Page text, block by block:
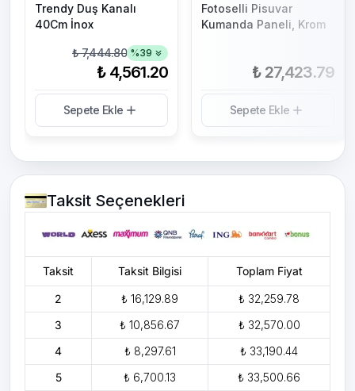
Trendy Duş Kanalı
40Cm İnox
₺ 7,444.80 %39
₺ 4,561.20
Sepete Ekle
Fotoselli Pisuvar
Kumanda Paneli, Krom
₺ 27,423.79
Sepete Ekle
Taksit Seçenekleri
Taksit Taksit Bilgisi Toplam Fiyat
2 ₺ 16,129.89
₺ 32,259.78
3
₺ 10,856.67
₺ 32,570.00
4
₺ 8,297.61
₺ 33,190.44
5
₺ 6,700.13
₺ 33,500.66